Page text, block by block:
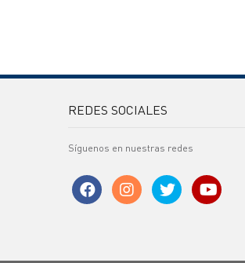
REDES SOCIALES
Síguenos en nuestras redes